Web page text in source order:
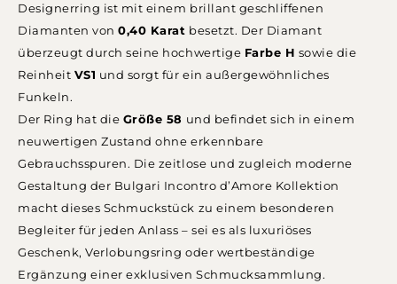
Designerring ist mit einem brillant geschliffenen
Diamanten von0,40 Karat besetzt. Der Diamant
überzeugt durch seine hochwertige Farbe H sowie die
Reinheit VS1 und sorgt für ein außergewöhnliches
Funkeln.
Der Ring hat die Größe 58 und befindet sich in einem
neuwertigen Zustand ohne erkennbare
Gebrauchsspuren. Die zeitlose und zugleich moderne
Gestaltung der Bulgari Incontro d’Amore Kollektion
macht dieses Schmuckstück zu einem besonderen
Begleiter für jeden Anlass – sei es als luxuriöses
Geschenk, Verlobungsring oder wertbeständige
Ergänzung einer exklusiven Schmucksammlung.